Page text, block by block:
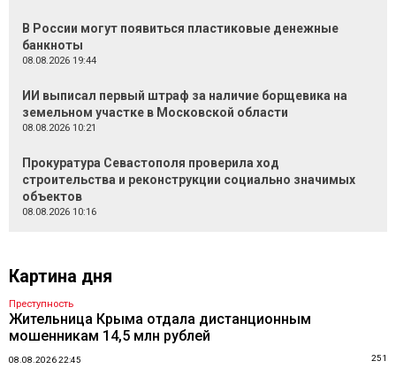
В России могут появиться пластиковые денежные
банкноты
08.08.2026 19:44
ИИ выписал первый штраф за наличие борщевика на
земельном участке в Московской области
08.08.2026 10:21
Прокуратура Севастополя проверила ход
строительства и реконструкции социально значимых
объектов
08.08.2026 10:16
Картина дня
Преступность
Жительница Крыма отдала дистанционным
мошенникам 14,5 млн рублей
08.08.2026 22:45 251